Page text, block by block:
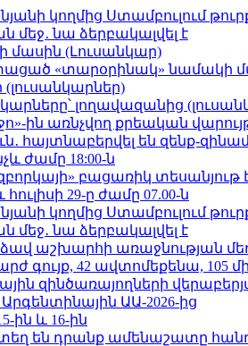
կողմից Ստամբուլում
նա ձերբակալվել է
մասին (Լուսանկար)
«տարօրինակ» նամակի
լողավազանից
ին առնչվող քրեական
հայտնաբերվել են զենք-
ժամը 18:00-ն
բացառիկ
հուլիսի 29-ը ժամը 07.00-ն
կողմից Ստամբուլում
նա ձերբակալվել է
աշխարհի առաջնության
գույք, 42 ավտոմեքենա, 105
զինծառայողների
ԱԱ-2026-ից
ին և 16-ին
են դրանք ամենաշատը